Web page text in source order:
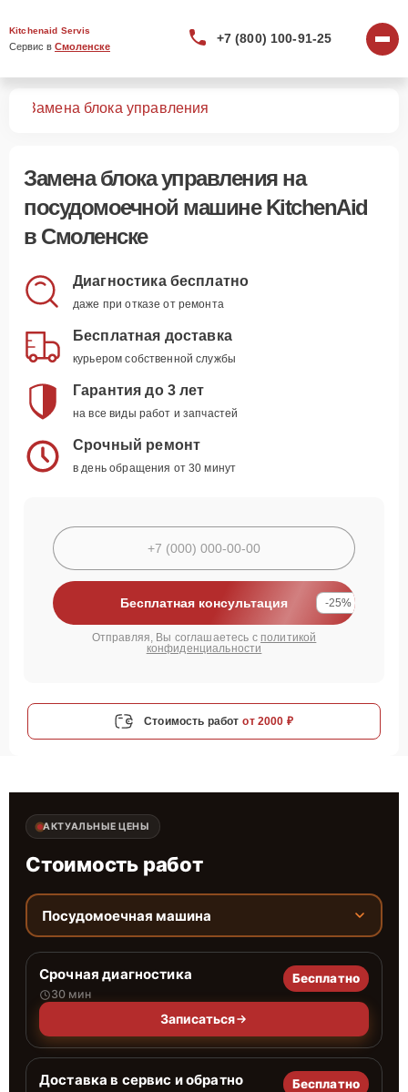
Kitchenaid Servis
Сервис в Смоленске
+7 (800) 100-91-25
Замена блока управления
Замена блока управленияна
посудомоечной машине KitchenAid
в Смоленске
Диагностика бесплатно
даже при отказе от ремонта
Бесплатная доставка
курьером собственной службы
Гарантия до 3 лет
на все виды работ и запчастей
Срочный ремонт
в день обращения от 30 минут
Бесплатная консультация -25%
Отправляя, Вы соглашаетесь с политикой
конфиденциальности
Стоимость работ от 2000 ₽
АКТУАЛЬНЫЕ ЦЕНЫ
Стоимость работ
Посудомоечная машина
Срочная диагностика
30 мин
Бесплатно
Записаться
Доставка в сервис и обратно Бесплатно